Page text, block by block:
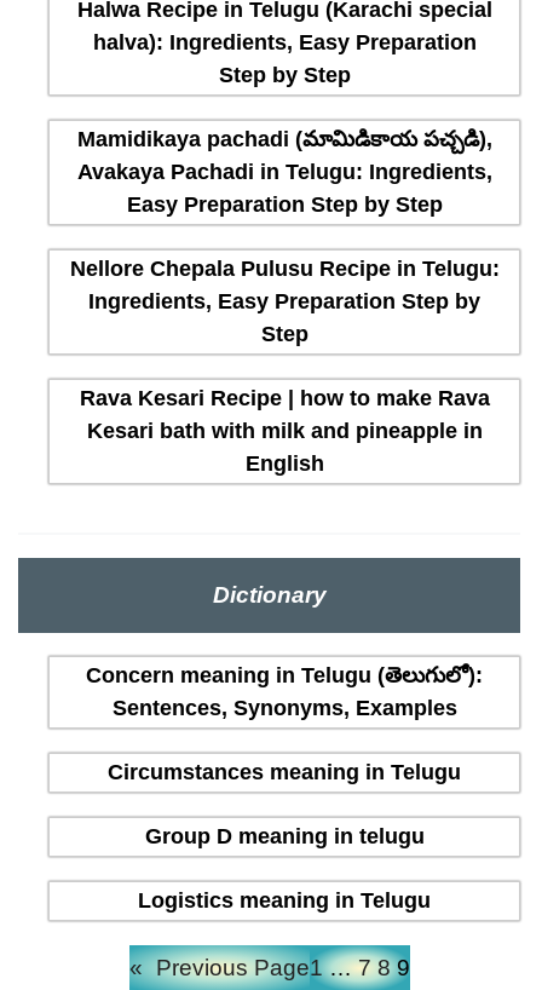
Halwa Recipe in Telugu (Karachi special
halva): Ingredients, Easy Preparation
Step by Step
Mamidikaya pachadi (మామిడికాయ పచ్చడి),
Avakaya Pachadi in Telugu: Ingredients,
Easy Preparation Step by Step
Nellore Chepala Pulusu Recipe in Telugu:
Ingredients, Easy Preparation Step by
Step
Rava Kesari Recipe | how to make Rava
Kesari bath with milk and pineapple in
English
Dictionary
Concern meaning in Telugu (తెలుగులో):
Sentences, Synonyms, Examples
Circumstances meaning in Telugu
Group D meaning in telugu
Logistics meaning in Telugu
« Previous Page1 … 7 8 9